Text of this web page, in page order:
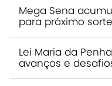
Mega Sena
para próximo
Lei Maria da
avanços e